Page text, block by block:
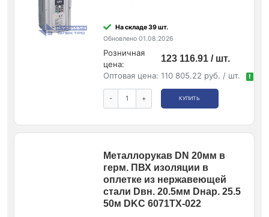
На складе 39 шт.
Обновлено 01.08.2026
Розничная
цена:
123 116.91 / шт.
Оптовая цена: 110 805.22 руб. / шт. !
- + КУПИТЬ
Металлорукав DN 20мм в
герм. ПВХ изоляции в
оплетке из нержавеющей
стали Dвн. 20.5мм Dнар. 25.5
50м DKC 6071TX-022